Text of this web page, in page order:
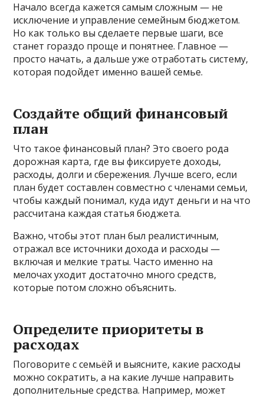
Начало всегда кажется самым сложным — не
исключение и управление семейным бюджетом.
Но как только вы сделаете первые шаги, все
станет гораздо проще и понятнее. Главное —
просто начать, а дальше уже отработать систему,
которая подойдет именно вашей семье.
Создайте общий финансовый
план
Что такое финансовый план? Это своего рода
дорожная карта, где вы фиксируете доходы,
расходы, долги и сбережения. Лучше всего, если
план будет составлен совместно с членами семьи,
чтобы каждый понимал, куда идут деньги и на что
рассчитана каждая статья бюджета.
Важно, чтобы этот план был реалистичным,
отражал все источники дохода и расходы —
включая и мелкие траты. Часто именно на
мелочах уходит достаточно много средств,
которые потом сложно объяснить.
Определите приоритеты в
расходах
Поговорите с семьёй и выясните, какие расходы
можно сократить, а на какие лучше направить
дополнительные средства. Например, может